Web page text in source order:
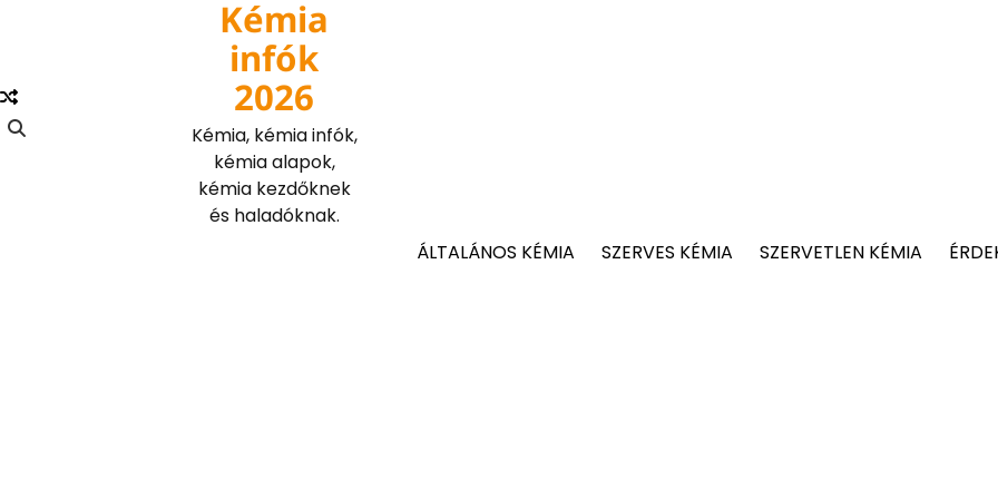
Kémia
infók
2026
Kémia, kémia infók,
kémia alapok,
kémia kezdőknek
és haladóknak.
ÁLTALÁNOS KÉMIA
SZERVES KÉMIA SZERVETLEN KÉMIA